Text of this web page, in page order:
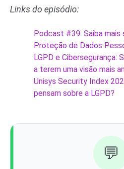
Links do episódio:
Podcast #39: Saiba mais
Proteção de Dados
LGPD e Cibersegurança:
a terem uma visão mais
Unisys Security Index
pensam sobre a LGPD?
💬